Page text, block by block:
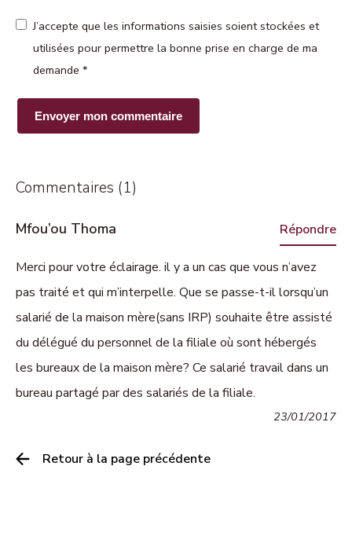
J’accepte que les informations saisies soient stockées et
utilisées pour permettre la bonne prise en charge de ma
demande *
Commentaires (1)
Mfou’ou Thoma Répondre
Merci pour votre éclairage. il y a un cas que vous n’avez
pas traité et qui m’interpelle. Que se passe-t-il lorsqu’un
salarié de la maison mère(sans IRP) souhaite être assisté
du délégué du personnel de la filiale où sont hébergés
les bureaux de la maison mère? Ce salarié travail dans un
bureau partagé par des salariés de la filiale.
23/01/2017
Retour à la page précédente